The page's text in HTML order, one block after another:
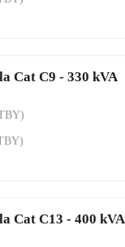
Cat C9 - 330 kVA
Cat C13 - 400 kVA